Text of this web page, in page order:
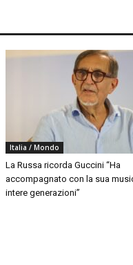
Italia / Mondo
La Russa ricorda Guccini “Ha
accompagnato con la sua
intere generazioni”